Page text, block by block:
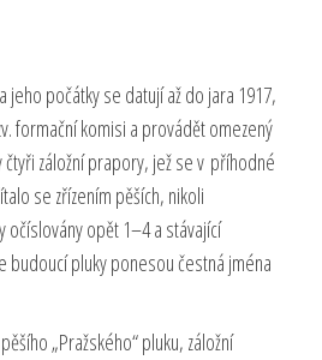
počátky se datují až do jara 1917,
formační komisi a provádět omezený
záložní prapory, jež se v příhodné
se zřízením pěších, nikoli
opět 1–4 a stávající
budoucí pluky ponesou čestná jména
„Pražského“ pluku, záložní